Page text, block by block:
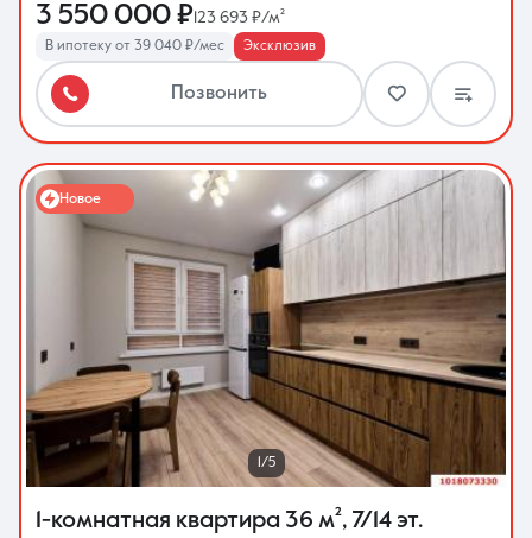
3 550 000 ₽ 123 693 ₽/м²
В ипотеку от 39 040 ₽/мес Эксклюзив
Позвонить
1/5
1-комнатная квартира 36 м², 7/14 эт.
Новое